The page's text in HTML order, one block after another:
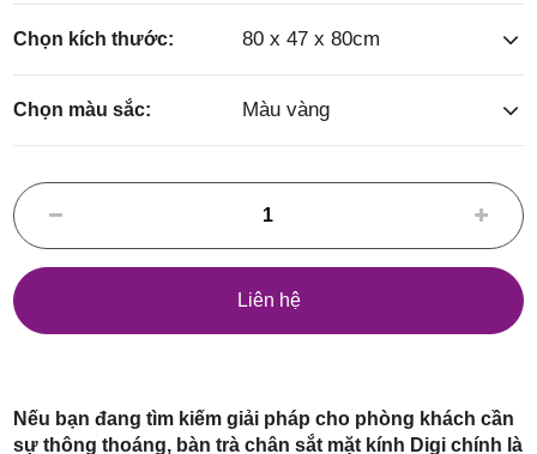
Điểm,
huyện
Chọn kích thước: 80 x 47 x 80cm
Chọn màu sắc: Màu vàng
Liên hệ
Nếu bạn đang tìm kiếm giải pháp cho phòng khách cần
sự thông thoáng, bàn trà chân sắt mặt kính Digi chính là